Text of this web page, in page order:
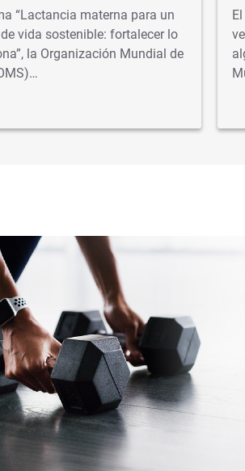
“Lactancia materna para un
vida sostenible: fortalecer lo
la Organización Mundial de